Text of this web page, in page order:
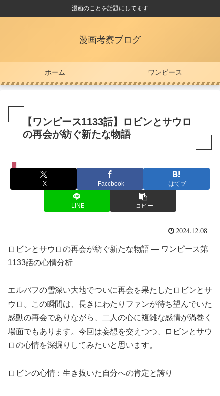
漫画のことを話題にしてます
漫画考察ブログ
ホーム ワンピース
【ワンピース1133話】ロビンとサウロ
の再会が紡ぐ新たな物語
ワンピース
X Facebook はてブ
LINE コピー
2024.12.08
ロビンとサウロの再会が紡ぐ新たな物語 — ワンピース第
1133話の心情分析
エルバフの雪深い大地でついに再会を果たしたロビンとサ
ウロ。この瞬間は、長きにわたりファンが待ち望んでいた
感動の再会でありながら、二人の心に複雑な感情が渦巻く
場面でもあります。今回は妄想を交えつつ、ロビンとサウ
ロの心情を深掘りしてみたいと思います。
ロビンの心情：生き抜いた自分への肯定と誇り